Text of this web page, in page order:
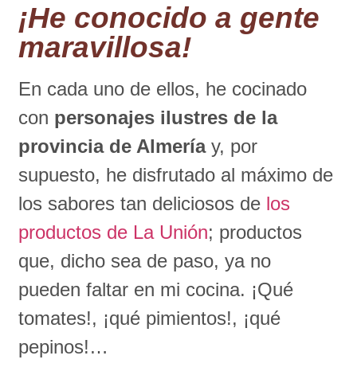
¡He conocido a gente
maravillosa!
En cada uno de ellos, he cocinado
con personajes ilustres de la
provincia de Almeríay, por
supuesto, he disfrutado al máximo de
los sabores tan deliciosos de los
productos de La Unión; productos
que, dicho sea de paso, ya no
pueden faltar en mi cocina. ¡Qué
tomates!, ¡qué pimientos!, ¡qué
pepinos!…